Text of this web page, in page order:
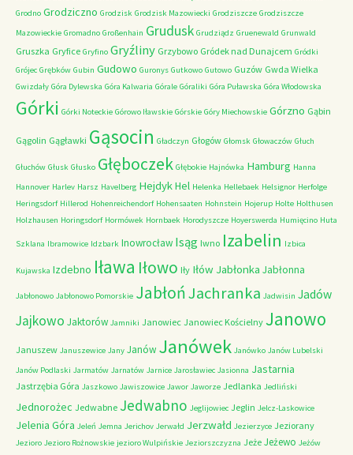
Grodno Grodziczno Grodzisk Grodzisk Mazowiecki Grodziszcze Grodziszcze
Mazowieckie Gromadno Großenhain Grudusk Grudziądz Gruenewald Grunwald
Gruszka Gryfice Gryfino Gryźliny Grzybowo Gródek nad Dunajcem Gródki
Grójec Grębków Gubin Gudowo Guronys Gutkowo Gutowo Guzów Gwda Wielka
Gwizdały Góra Dylewska Góra Kalwaria Górale Góraliki Góra Puławska Góra Włodowska
Górki Górki Noteckie Górowo Iławskie Górskie Góry Miechowskie Górzno Gąbin
Gągolin Gągławki Gąsocin Gładczyn Głogów Głomsk Głowaczów Głuch
Głuchów Głusk Głusko Głęboczek Głębokie Hajnówka Hamburg Hanna
Hannover Harlev Harsz Havelberg HejdykHel Helenka Hellebaek Helsignor Herfolge
Heringsdorf Hillerod Hohenreichendorf Hohensaaten Hohnstein Hojerup Holte Holthusen
Holzhausen Horingsdorf Hormówek Hornbaek Horodyszcze Hoyerswerda Humięcino Huta
Szklana Ibramowice Idzbark Inowrocław Isąg Iwno Izabelin Izbica
Kujawska Izdebno Iława Iłowo Iły Iłów Jabłonka Jabłonna
Jabłonowo Jabłonowo Pomorskie JabłońJachranka Jadwisin Jadów
Jajkowo Jaktorów Jamniki Janowiec Janowiec Kościelny Janowo
Januszew Januszewice Jany Janów Janówek Janówko Janów Lubelski
Janów Podlaski Jarmatów Jarnatów Jarnice Jarosławiec Jasionna Jastarnia
Jastrzębia Góra Jaszkowo Jawiszowice Jawor Jaworze Jedlanka Jedliński
Jednorożec Jedwabne Jedwabno Jeglijowiec Jeglin Jelcz-Laskowice
Jelenia Góra Jeleń Jemna Jerichov Jerwałd Jerzwałd Jezierzyce Jeziorany
Jezioro Jezioro Rożnowskie jezioro Wulpińskie Jeziorszczyzna Jeże Jeżewo Jeżów